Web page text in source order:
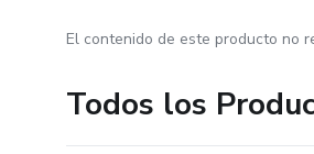
El contenido de este producto no
Todos los